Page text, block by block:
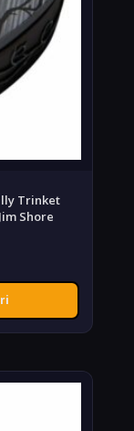
Trinket
Shore